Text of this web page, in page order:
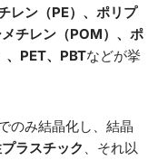
レン（PE）、ポリプ
チレン（POM）、ポ
、PET、PBTなどが挙
のみ結晶化し、結晶
ラスチック 、それ以